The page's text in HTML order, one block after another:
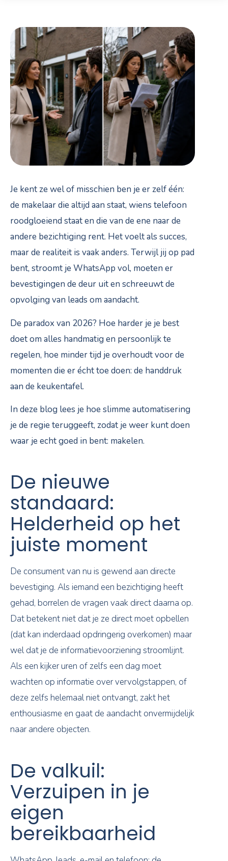
Je kent ze wel of misschien ben je er zelf één:
de makelaar die altijd aan staat, wiens telefoon
roodgloeiend staat en die van de ene naar de
andere bezichtiging rent. Het voelt als succes,
maar de realiteit is vaak anders. Terwijl jij op pad
bent, stroomt je WhatsApp vol, moeten er
bevestigingen de deur uit en schreeuwt de
opvolging van leads om aandacht.
De paradox van 2026? Hoe harder je je best
doet om alles handmatig en persoonlijk te
regelen, hoe minder tijd je overhoudt voor de
momenten die er écht toe doen: de handdruk
aan de keukentafel.
In deze blog lees je hoe slimme automatisering
je de regie teruggeeft, zodat je weer kunt doen
waar je echt goed in bent: makelen.
De nieuwe
standaard:
Helderheid op het
juiste moment
De consument van nu is gewend aan directe
bevestiging. Als iemand een bezichtiging heeft
gehad, borrelen de vragen vaak direct daarna op.
Dat betekent niet dat je ze direct moet opbellen
(dat kan inderdaad opdringerig overkomen) maar
wel dat je de informatievoorziening stroomlijnt.
Als een kijker uren of zelfs een dag moet
wachten op informatie over vervolgstappen, of
deze zelfs helemaal niet ontvangt, zakt het
enthousiasme en gaat de aandacht onvermijdelijk
naar andere objecten.
De valkuil:
Verzuipen in je
eigen
bereikbaarheid